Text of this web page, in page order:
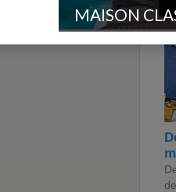
MAISON